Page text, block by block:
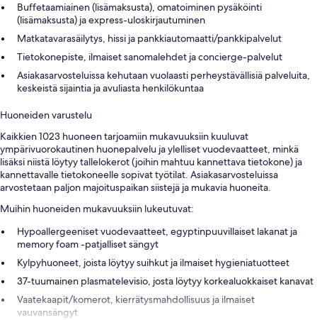
Buffetaamiainen (lisämaksusta), omatoiminen pysäköinti
(lisämaksusta) ja express-uloskirjautuminen
Matkatavarasäilytys, hissi ja pankkiautomaatti/pankkipalvelut
Tietokonepiste, ilmaiset sanomalehdet ja concierge-palvelut
Asiakasarvosteluissa kehutaan vuolaasti perheystävällisiä palveluita,
keskeistä sijaintia ja avuliasta henkilökuntaa
Huoneiden varustelu
Kaikkien 1023 huoneen tarjoamiin mukavuuksiin kuuluvat
ympärivuorokautinen huonepalvelu ja ylelliset vuodevaatteet, minkä
lisäksi niistä löytyy tallelokerot (joihin mahtuu kannettava tietokone) ja
kannettavalle tietokoneelle sopivat työtilat. Asiakasarvosteluissa
arvostetaan paljon majoituspaikan siistejä ja mukavia huoneita.
Muihin huoneiden mukavuuksiin lukeutuvat:
Hypoallergeeniset vuodevaatteet, egyptinpuuvillaiset lakanat ja
memory foam -patjalliset sängyt
Kylpyhuoneet, joista löytyy suihkut ja ilmaiset hygieniatuotteet
37-tuumainen plasmatelevisio, josta löytyy korkealuokkaiset kanavat
Vaatekaapit/komerot, kierrätysmahdollisuus ja ilmaiset
vauvansängyt